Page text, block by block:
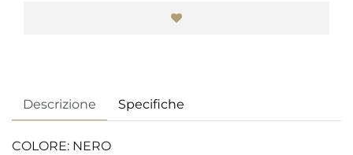
Descrizione Specifiche
COLORE: NERO